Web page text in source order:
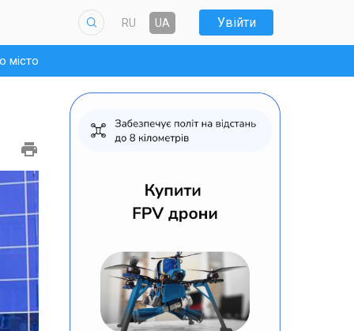
RU UA Увійти
місто